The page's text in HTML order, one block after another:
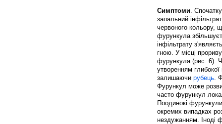
Симптоми.
запальний
червоного кольору,
фурункула
інфільтрату
гною. У місці
фурункула (рис. 6).
утворенням глибокої
залишаючи рубець.
Фурункул може
часто фурункул
Поодинокі
окремих випадках
нездужанням. Іноді